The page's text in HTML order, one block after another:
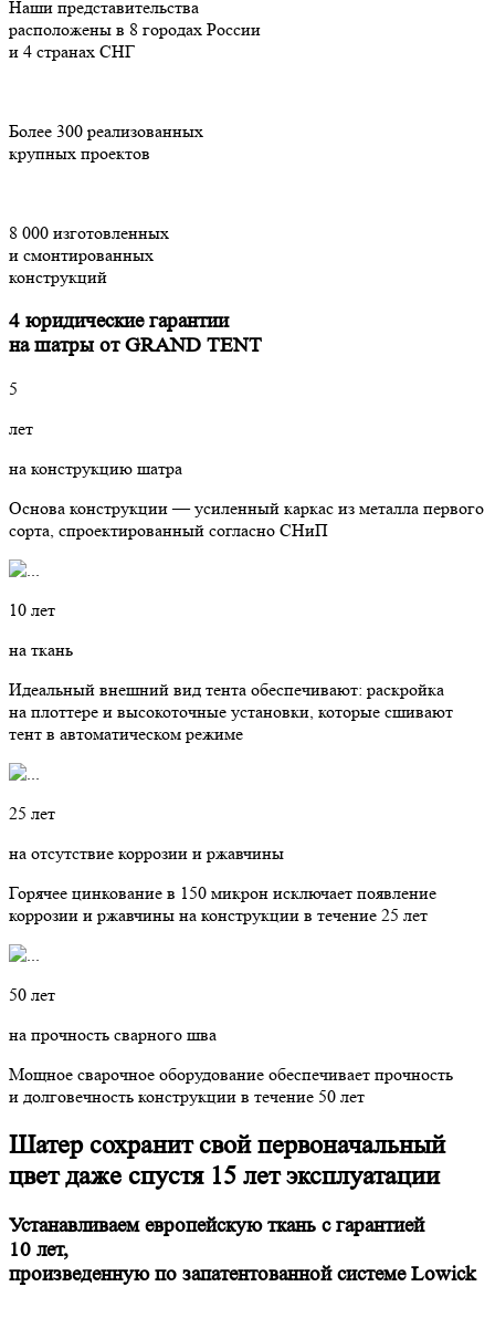
Наши представительства
расположены в 8 городах России
и 4 странах СНГ
Более 300 реализованных
крупных проектов
8 000 изготовленных
и смонтированных
конструкций
4 юридические гарантии
на шатры от GRAND TENT
5
лет
на конструкцию шатра
Основа конструкции — усиленный каркас из металла первого
сорта, спроектированный согласно СНиП
10 лет
на ткань
Идеальный внешний вид тента обеспечивают: раскройка
на плоттере и высокоточные установки, которые сшивают
тент в автоматическом режиме
25 лет
на отсутствие коррозии и ржавчины
Горячее цинкование в 150 микрон исключает появление
коррозии и ржавчины на конструкции в течение 25 лет
50 лет
на прочность сварного шва
Мощное сварочное оборудование обеспечивает прочность
и долговечность конструкции в течение 50 лет
Шатер сохранит свой первоначальный
цвет даже спустя 15 лет эксплуатации
Устанавливаем европейскую ткань с гарантией
10 лет,
произведенную по запатентованной системе Lowick